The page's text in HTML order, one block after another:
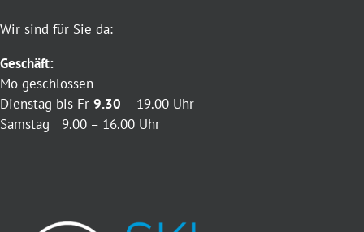
Wir sind für Sie da:
Geschäft:
Mo geschlossen
Dienstag bis Fr 9.30 – 19.00 Uhr
Samstag 9.00 – 16.00 Uhr